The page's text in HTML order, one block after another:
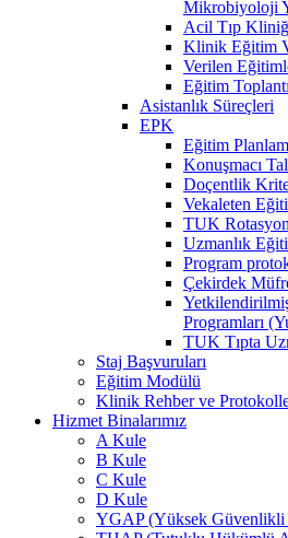
Mikrobiyoloji
Acil Tıp
Klinik Eğitim
Verilen
Eğitim
Asistanlık Süreçleri
EPK
Eğitim
Konuşmacı
Doçentlik
Vekaleten
TUK
Uzmanlık
Program
Çekirdek
Programları
TUK Tıpta
Staj Başvuruları
Eğitim Modülü
Klinik Rehber ve
Hizmet Binalarımız
A Kule
B Kule
C Kule
D Kule
YGAP (Yüksek Güvenlikli